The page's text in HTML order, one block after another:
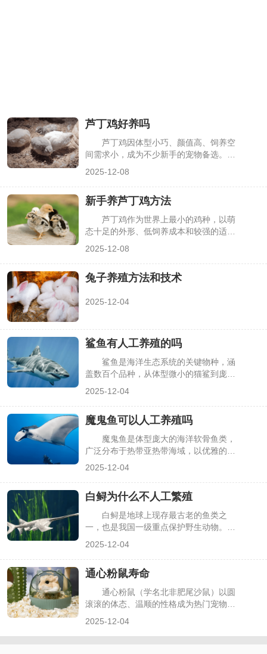
芦丁鸡好养吗
芦丁鸡因体型小巧、颜值高、饲养空
间需求小，成为不少新手的宠物备选。但
很多人在入手前都会纠结：芦丁鸡到底好
宠物，只要掌握核心养护要点，新手也能
顺利养活，不过其对温湿度、饮食的细节
要求不能忽视，下面从正反两方面详细解
析。
2025-12-08
新手养芦丁鸡方法
芦丁鸡作为世界上最小的鸡种，以萌
态十足的外形、低饲养成本和较强的适应
折、成鸡应激等问题。本文从笼舍、饮
食、温湿度等核心维度，分享新手能快速
2025-12-08
兔子养殖方法和技术
2025-12-04
鲨鱼有人工养殖的吗
鲨鱼是海洋生态系统的关键物种，涵
盖数百个品种，从体型微小的猫鲨到庞大
殖”成为热门疑问。答案是部分鲨鱼可人
工养殖，但并非所有品种都能实现，且养
殖场景、技术难度因品种而异，核心取决
于体型、习性及养殖目的，下面详细解析
相关要点。
2025-12-04
魔鬼鱼可以人工养殖吗
魔鬼鱼是体型庞大的海洋软骨鱼类，
广泛分布于热带亚热带海域，以优雅的游
姿和温顺的性格闻名。随着海洋生态保护
常规鱼类一样人工养殖？答案是可以人工
养殖，但仅局限于科研或科普展示，且难
度极大、成本极高，无法实现规模化养
殖，核心受其生理特性与环境需求限制，
下面详细解析相关要点。
2025-12-04
白鲟为什么不人工繁殖
白鲟是地球上现存最古老的鱼类之
一，也是我国一级重点保护野生动物。然
而，由于栖息地破坏、过度捕捞等因素，
布灭绝。很多人不解：为何不通过人工繁
殖技术挽救这一物种？实际上，白鲟的人
工繁殖面临着生物特性、技术条件等多重
难以突破的障碍，下面详细解析相关要
点。
2025-12-04
通心粉鼠寿命
通心粉鼠（学名北非肥尾沙鼠）以圆
滚滚的体态、温顺的性格成为热门宠物，
2025-12-04